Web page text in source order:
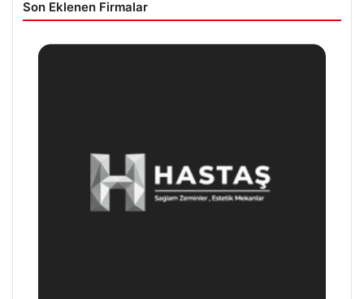
Son Eklenen Firmalar